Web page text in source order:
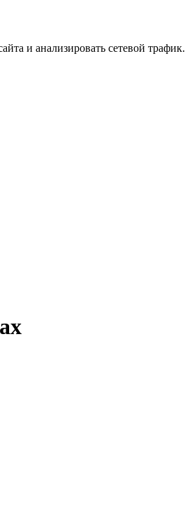
и анализировать сетевой трафик.